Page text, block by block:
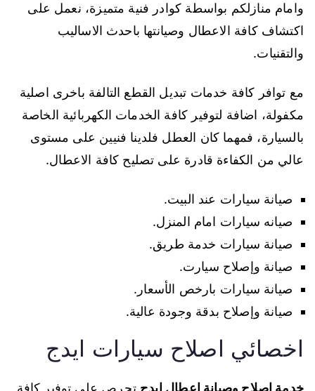
وامام منازلكم بواسطة كوادر فنية متميزة، نعمل على
اكتشاف كافة الاعطال وصيانتها باحدث الاساليب
والتقنيات.
مع توافر كافة خدمات تبديل القطع التالفة باخرى اصلية
مكفولة، اضافة لتوفير كافة الخدمات الكهربائية الخاصة
بالسيارة، فمهما كان العطل فلدينا فنيين على مستوى
عالي من الكفاءة قادرة على تصليح كافة الاعطال.
صيانة سيارات عند البيت.
صيانه سيارات امام المنزل.
صيانة سيارات خدمة طريق.
صيانة وإصلاح سيارت.
صيانة سيارات بارخص الأسعار.
صيانة وإصلاح بدقة وجودة عالية.
اخصائي اصلاح سيارات ايدج